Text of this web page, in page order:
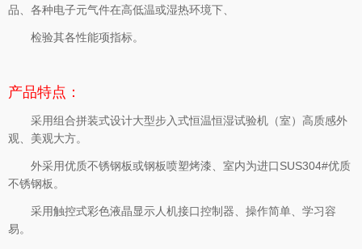
品、各种电子元气件在高低温或湿热环境下、
检验其各性能项指标。
产品特点：
采用组合拼装式设计大型步入式恒温恒湿试验机（室）高质感外
观、美观大方。
外采用优质不锈钢板或钢板喷塑烤漆、室内为进口SUS304#优质
不锈钢板。
采用触控式彩色液晶显示人机接口控制器、操作简单、学习容
易。